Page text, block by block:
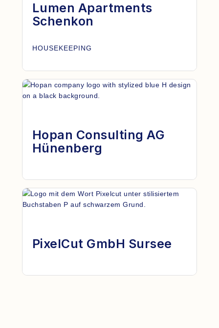
Lumen Apartments
Schenkon
HOUSEKEEPING
Hopan Consulting AG
Hünenberg
PixelCut GmbH Sursee